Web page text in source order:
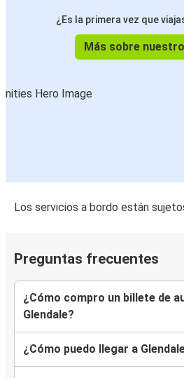
¿Es la primera vez que
Más sobre
Los servicios a bordo están
Preguntas frecuentes
¿Cómo compro un billete de
Glendale?
¿Cómo puedo llegar a